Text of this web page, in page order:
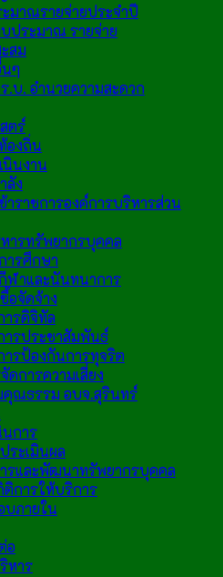
มาณรายจ่ายประจำปี
ระมาณ รายจ่าย
สม
ๆ
.บ. อำนวยความสะดวก
ตร์
องถิ่น
นินงาน
ลัง
ราชการองค์การบริหารส่วน
ารทรัพยากรบุคคล
รศึกษา
าและนันทนาการ
อจัดจ้าง
รดิจิทัล
รประชาสัมพันธ์
รป้องกันการทุจริต
ดการความเสี่ยง
คุณธรรม อบจ.สุรินทร์
นการ
ระเมินผล
รและพัฒนาทรัพยากรบุคคล
ติการให้บริการ
บภายใน
อ
หาร